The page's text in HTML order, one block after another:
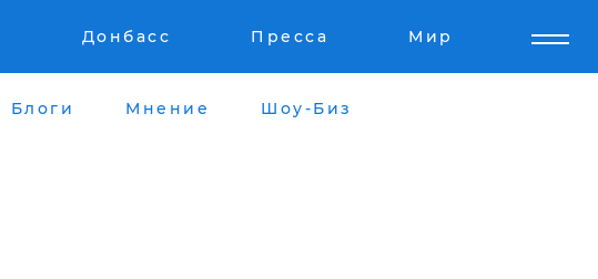
Донбасс Пресса Мир
Блоги Мнение Шоу-Биз